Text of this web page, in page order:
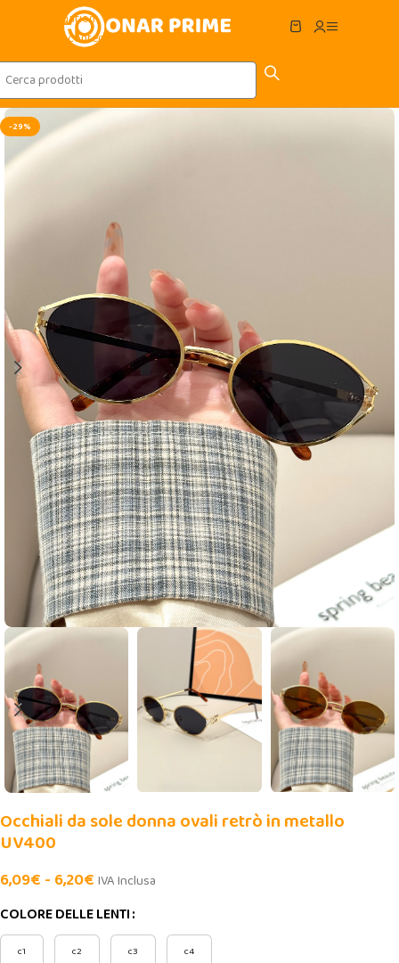
Skip to navigation
Skip to main content
-29%
Occhiali da sole donna ovali retrò in metallo
UV400
6,09€ - 6,20€ IVA Inclusa
COLORE DELLE LENTI
c1 c2 c3 c4